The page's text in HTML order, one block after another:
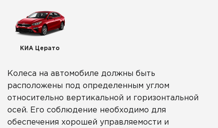
КИА Церато
Колеса на автомобиле должны быть
расположены под определенным углом
относительно вертикальной и горизонтальной
осей. Его соблюдение необходимо для
обеспечения хорошей управляемости и